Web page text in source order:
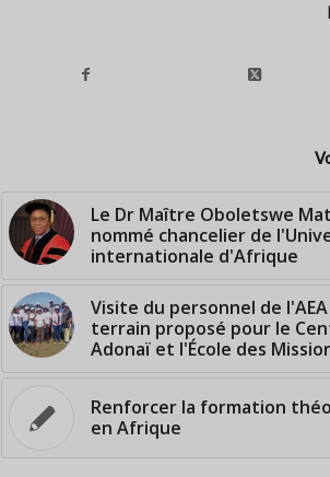
Le Dr Maître Oboletswe
nommé chancelier de
internationale d'Afrique
Visite du personnel de
terrain proposé pour le
Adonaï et l'École des
Renforcer la formation
en Afrique